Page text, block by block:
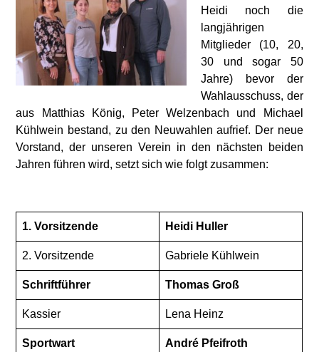
Heidi noch die
langjährigen
Mitglieder (10, 20,
30 und sogar 50
Jahre) bevor der
Wahlausschuss, der
aus Matthias König, Peter Welzenbach und Michael
Kühlwein bestand, zu den Neuwahlen aufrief. Der neue
Vorstand, der unseren Verein in den nächsten beiden
Jahren führen wird, setzt sich wie folgt zusammen:
1. Vorsitzende Heidi Huller
2. Vorsitzende Gabriele Kühlwein
Schriftführer Thomas Groß
Kassier Lena Heinz
Sportwart André Pfeifroth